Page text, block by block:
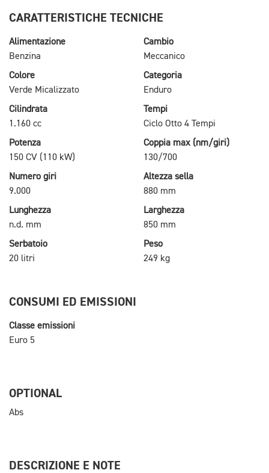
CARATTERISTICHE TECNICHE
Alimentazione
Benzina
Cambio
Meccanico
Colore
Verde Micalizzato
Categoria
Enduro
Cilindrata
1.160 cc
Tempi
Ciclo Otto 4 Tempi
Potenza
150 CV (110 kW)
Coppia max (nm/giri)
130/700
Numero giri
9.000
Altezza sella
880 mm
Lunghezza
n.d. mm
Larghezza
850 mm
Serbatoio
20 litri
Peso
249 kg
CONSUMI ED EMISSIONI
Classe emissioni
Euro 5
OPTIONAL
Abs
DESCRIZIONE E NOTE